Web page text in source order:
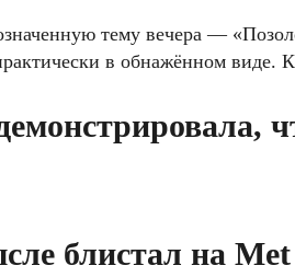
тему вечера —
в обнажённом виде.
блистал на Met